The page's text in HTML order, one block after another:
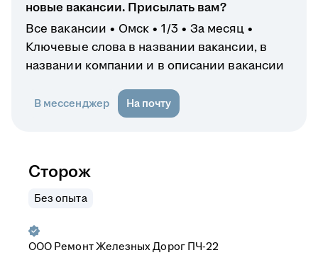
новые вакансии. Присылать вам?
Все вакансии
Омск 1/3
За месяц
Ключевые слова в названии вакансии, в
названии компании и в описании вакансии
В мессенджер На почту
Сторож
Без опыта
ООО Ремонт Железных Дорог ПЧ-22